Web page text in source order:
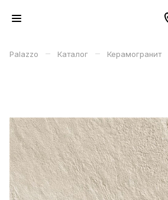
Palazzo – Каталог – Керамогранит